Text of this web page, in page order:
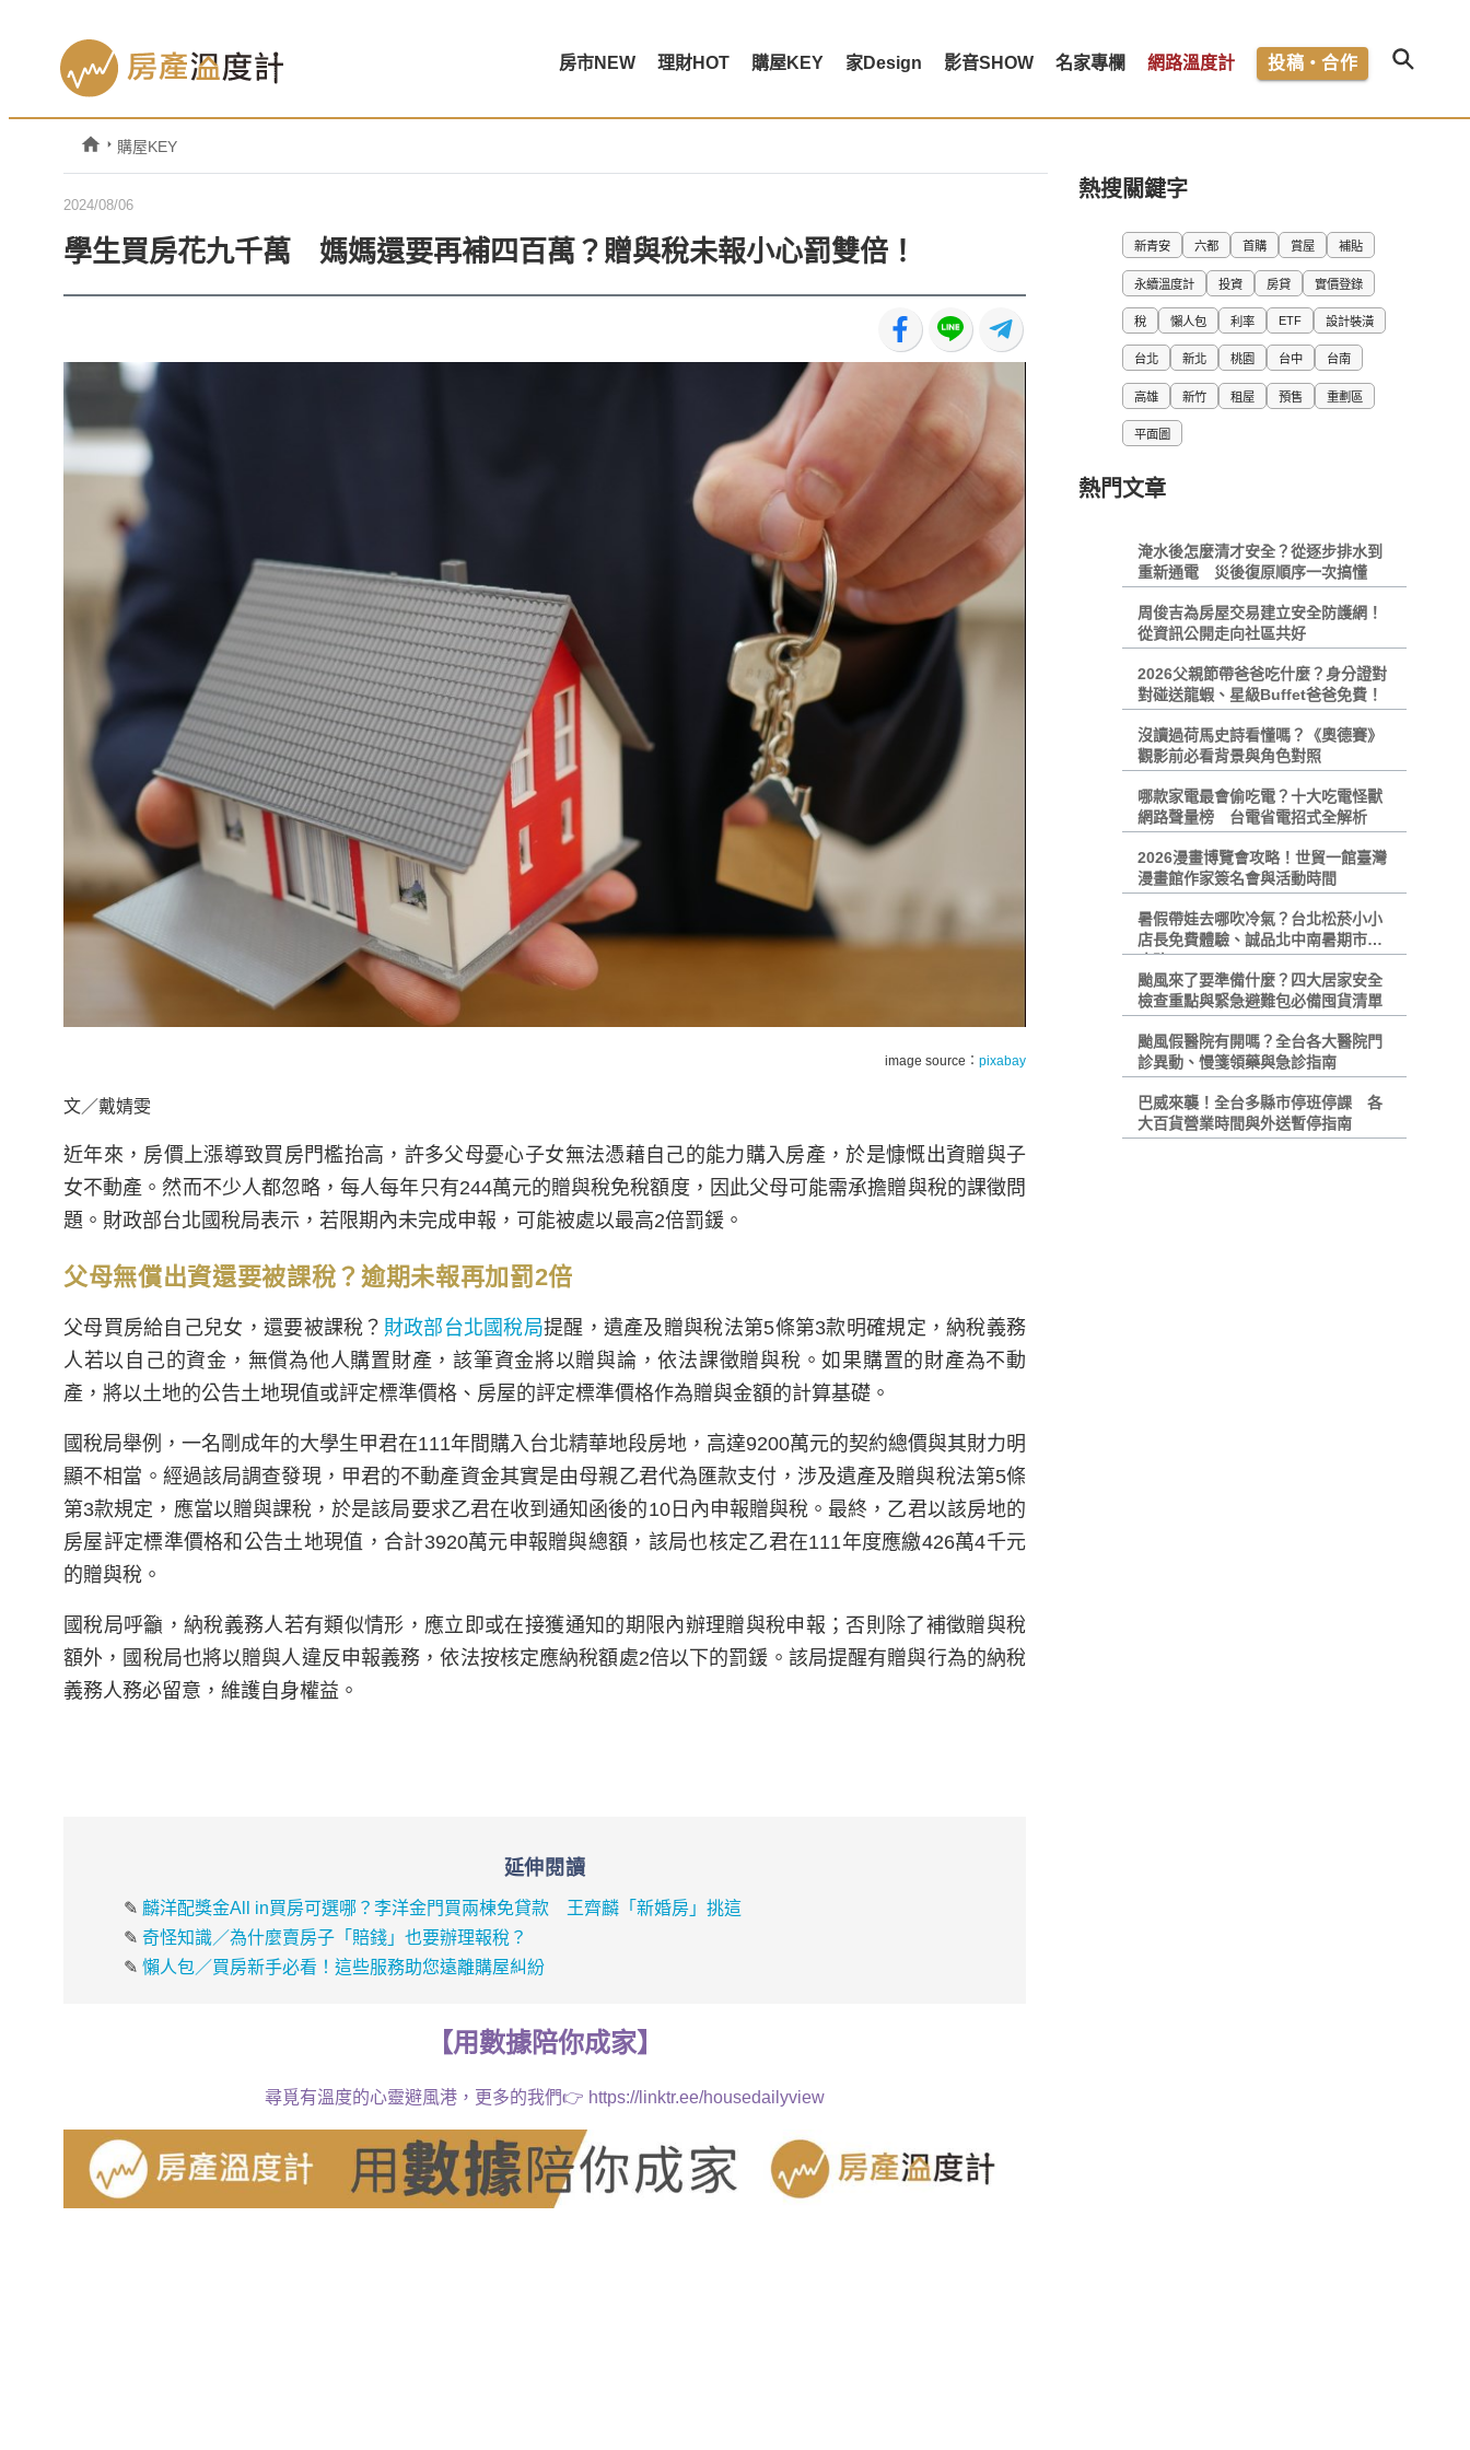
房市NEW 理財HOT 購屋KEY 家Design 影音SHOW 名家專欄 網路溫度計 投稿・合作
購屋KEY
2024/08/06
學生買房花九千萬 媽媽還要再補四百萬？贈與稅未報小心罰雙倍！
image source： pixabay
文／戴婧雯
近年來，房價上漲導致買房門檻抬高，許多父母憂心子女無法憑藉自己的能力購入房產，於是慷慨出資贈與子
女不動產。然而不少人都忽略，每人每年只有244萬元的贈與稅免稅額度，因此父母可能需承擔贈與稅的課徵問
題。財政部台北國稅局表示，若限期內未完成申報，可能被處以最高2倍罰鍰。
父母無償出資還要被課稅？逾期未報再加罰2倍
父母買房給自己兒女，還要被課稅？ 財政部台北國稅局提醒，遺產及贈與稅法第5條第3款明確規定，納稅義務
人若以自己的資金，無償為他人購置財產，該筆資金將以贈與論，依法課徵贈與稅。如果購置的財產為不動
產，將以土地的公告土地現值或評定標準價格、房屋的評定標準價格作為贈與金額的計算基礎。
國稅局舉例，一名剛成年的大學生甲君在111年間購入台北精華地段房地，高達9200萬元的契約總價與其財力明
顯不相當。經過該局調查發現，甲君的不動產資金其實是由母親乙君代為匯款支付，涉及遺產及贈與稅法第5條
第3款規定，應當以贈與課稅，於是該局要求乙君在收到通知函後的10日內申報贈與稅。最終，乙君以該房地的
房屋評定標準價格和公告土地現值，合計3920萬元申報贈與總額，該局也核定乙君在111年度應繳426萬4千元
的贈與稅。
國稅局呼籲，納稅義務人若有類似情形，應立即或在接獲通知的期限內辦理贈與稅申報；否則除了補徵贈與稅
額外，國稅局也將以贈與人違反申報義務，依法按核定應納稅額處2倍以下的罰鍰。該局提醒有贈與行為的納稅
義務人務必留意，維護自身權益。
延伸閱讀
✎ 麟洋配獎金All in買房可選哪？李洋金門買兩棟免貸款 王齊麟「新婚房」挑這
✎ 奇怪知識／為什麼賣房子「賠錢」也要辦理報稅？
✎ 懶人包／買房新手必看！這些服務助您遠離購屋糾紛
【用數據陪你成家】
尋覓有溫度的心靈避風港，更多的我們👉 https://linktr.ee/housedailyview
熱搜關鍵字
新青安 六都 首購 賞屋 補貼
永續溫度計 投資 房貸 實價登錄
稅 懶人包 利率 ETF 設計裝潢
台北 新北 桃園 台中 台南
高雄 新竹 租屋 預售 重劃區
平面圖
熱門文章
淹水後怎麼清才安全？從逐步排水到
重新通電 災後復原順序一次搞懂
周俊吉為房屋交易建立安全防護網！
從資訊公開走向社區共好
2026父親節帶爸爸吃什麼？身分證對
對碰送龍蝦、星級Buffet爸爸免費！
沒讀過荷馬史詩看懂嗎？《奧德賽》
觀影前必看背景與角色對照
哪款家電最會偷吃電？十大吃電怪獸
網路聲量榜 台電省電招式全解析
2026漫畫博覽會攻略！世貿一館臺灣
漫畫館作家簽名會與活動時間
暑假帶娃去哪吹冷氣？台北松菸小小
店長免費體驗、誠品北中南暑期市集
攻略
颱風來了要準備什麼？四大居家安全
檢查重點與緊急避難包必備囤貨清單
颱風假醫院有開嗎？全台各大醫院門
診異動、慢箋領藥與急診指南
巴威來襲！全台多縣市停班停課 各
大百貨營業時間與外送暫停指南